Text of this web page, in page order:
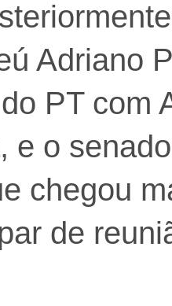
Adriano
PT com
e o
chegou
de